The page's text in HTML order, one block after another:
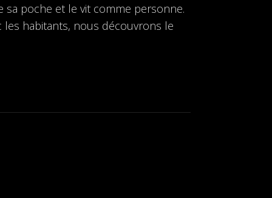
sa poche et le vit comme personne.
les habitants, nous découvrons le